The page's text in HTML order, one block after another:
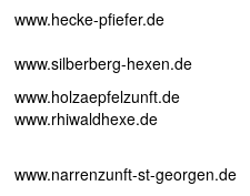
www.hecke-pfiefer.de
www.silberberg-hexen.de
www.holzaepfelzunft.de
www.rhiwaldhexe.de
www.narrenzunft-st-georgen.de